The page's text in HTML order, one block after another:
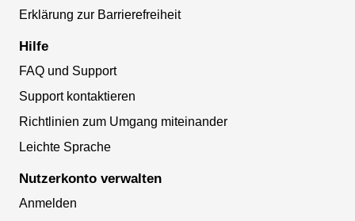
Erklärung zur Barrierefreiheit
Hilfe
FAQ und Support
Support kontaktieren
Richtlinien zum Umgang miteinander
Leichte Sprache
Nutzerkonto verwalten
Anmelden